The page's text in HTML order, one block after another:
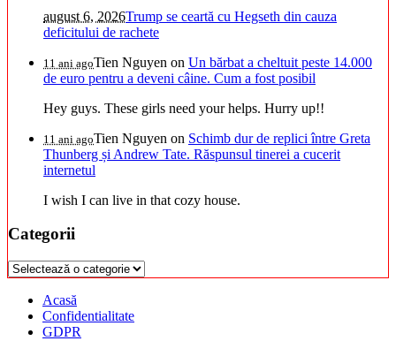
august 6, 2026Trump se ceartă cu Hegseth din cauza
deficitului de rachete
11 ani agoTien Nguyen on Un bărbat a cheltuit peste 14.000
de euro pentru a deveni câine. Cum a fost posibil
Hey guys. These girls need your helps. Hurry up!!
11 ani agoTien Nguyen on Schimb dur de replici între Greta
Thunberg și Andrew Tate. Răspunsul tinerei a cucerit
internetul
I wish I can live in that cozy house.
Categorii
Categorii
Acasă
Confidentialitate
GDPR